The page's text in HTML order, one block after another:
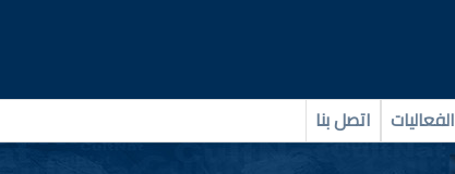
الفعاليات اتصل بنا